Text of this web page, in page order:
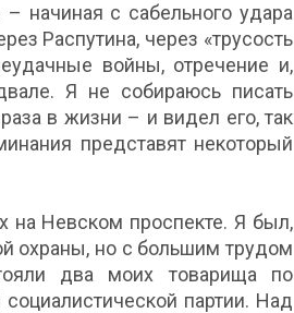
начиная с сабельного удара
Распутина, через «трусость
войны, отречение и,
Я не собираюсь писать
в жизни – и видел его, так
представят некоторый
на Невском проспекте. Я был,
охраны, но с большим трудом
два моих товарища по
партии. Над